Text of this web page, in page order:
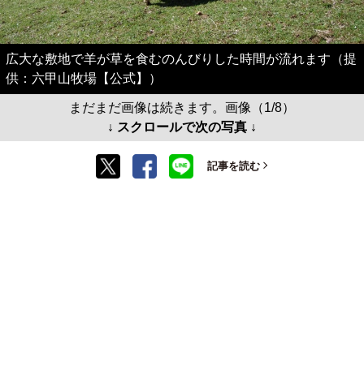
広大な敷地で羊が草を食むのんびりした時間が流れます（提
供：六甲山牧場【公式】）
まだまだ画像は続きます。画像（1/8）
↓ スクロールで次の写真 ↓
記事を読む